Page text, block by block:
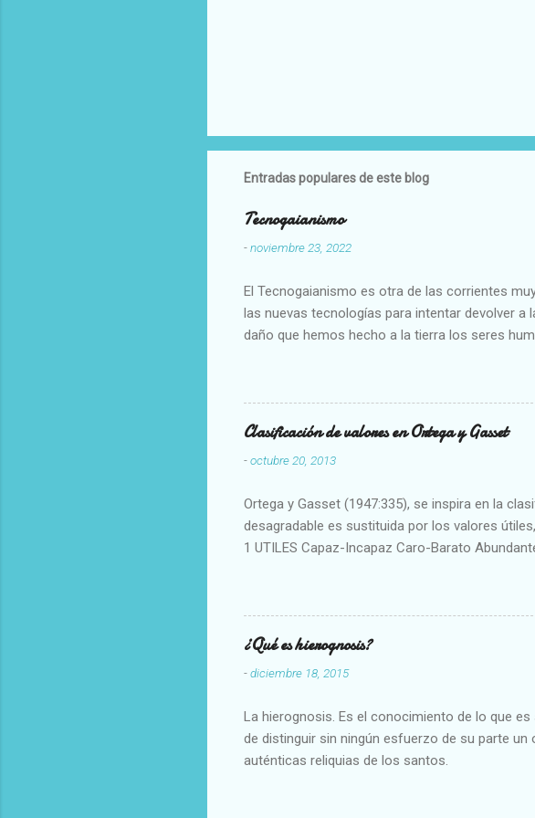
Entradas populares de este blog
Tecnogaianismo
-noviembre 23, 2022
El Tecnogaianismo es otra de las corrientes
las nuevas tecnologías para intentar devolver
daño que hemos hecho a la tierra los seres
Clasificación de valores en Ortega y Gasset
-octubre 20, 2013
Ortega y Gasset (1947:335), se inspira en la
desagradable es sustituida por los valores
1 UTILES Capaz-Incapaz Caro-Barato
Aproximado Evidente-Probable,etc b)
Escrupuloso-Relajado Leal-Desleal,etc. d)
Armonioso-Inarmonioso 4 RELIGIOSOS Santo-
¿Qué es hierognosis?
-diciembre 18, 2015
La hierognosis. Es el conocimiento de lo que
de distinguir sin ningún esfuerzo de su parte
auténticas reliquias de los santos.